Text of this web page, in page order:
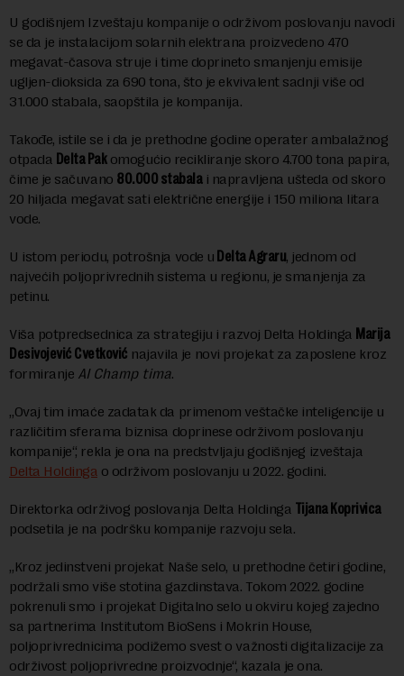
U godišnjem Izveštaju kompanije o održivom poslovanju navodi
se da je instalacijom solarnih elektrana proizvedeno 470
megavat-časova struje i time doprineto smanjenju emisije
ugljen-dioksida za 690 tona, što je ekvivalent sadnji više od
31.000 stabala, saopštila je kompanija.
Takođe, istile se i da je prethodne godine operater ambalažnog
otpada Delta Pakomogućio recikliranje skoro 4.700 tona papira,
čime je sačuvano 80.000 stabalai napravljena ušteda od skoro
20 hiljada megavat sati električne energije i 150 miliona litara
vode.
U istom periodu, potrošnja vode u Delta Agraru, jednom od
najvećih poljoprivrednih sistema u regionu, je smanjenja za
petinu.
Viša potpredsednica za strategiju i razvoj Delta Holdinga Marija
Desivojević Cvetković najavila je novi projekat za zaposlene kroz
formiranje AI Champ tima.
„Ovaj tim imaće zadatak da primenom veštačke inteligencije u
različitim sferama biznisa doprinese održivom poslovanju
kompanije“, rekla je ona na predstvljaju godišnjeg izveštaja
Delta Holdinga o održivom poslovanju u 2022. godini.
Direktorka održivog poslovanja Delta Holdinga Tijana Koprivica
podsetila je na podršku kompanije razvoju sela.
„Kroz jedinstveni projekat Naše selo, u prethodne četiri godine,
podržali smo više stotina gazdinstava. Tokom 2022. godine
pokrenuli smo i projekat Digitalno selo u okviru kojeg zajedno
sa partnerima Institutom BioSens i Mokrin House,
poljoprivrednicima podižemo svest o važnosti digitalizacije za
održivost poljoprivredne proizvodnje“, kazala je ona.